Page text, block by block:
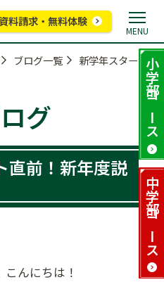
料請求・無料体験
MENU
小学部
コース
中学部
コース
ブログ一覧
新学年スター
グ
直前！新年度説
んにちは！